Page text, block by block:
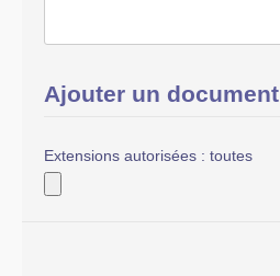
Ajouter un document
Extensions autorisées : toutes